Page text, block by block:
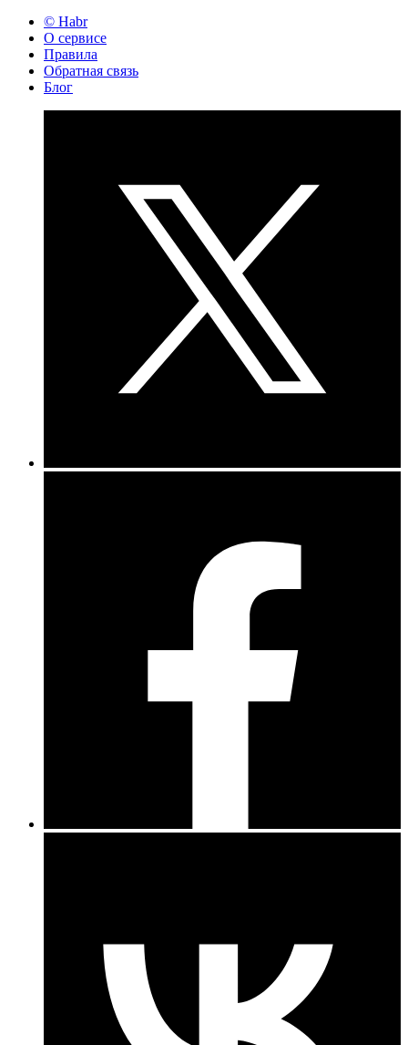
© Habr
О сервисе
Правила
Обратная связь
Блог